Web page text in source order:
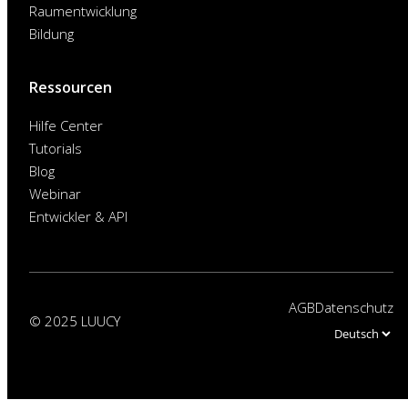
Raumentwicklung
Bildung
Ressourcen
Hilfe Center
Tutorials
Blog
Webinar
Entwickler & API
© 2025 LUUCY
AGBDatenschutz
Choose